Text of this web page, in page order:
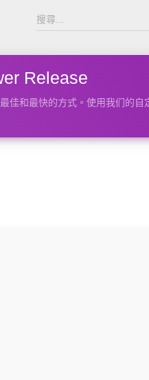
Release
佳和最快的方式。使用我们的自